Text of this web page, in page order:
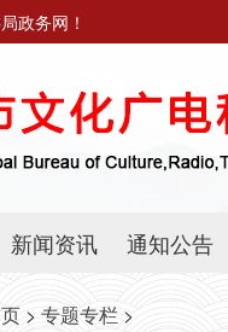
政务网！
新闻资讯 通知公告
> 专题专栏 >